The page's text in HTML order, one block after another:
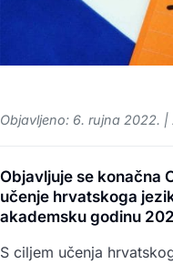
Objavljeno: 6. rujna 2022.
Objavljuje se konačna
učenje hrvatskoga
akademsku godinu
S ciljem učenja